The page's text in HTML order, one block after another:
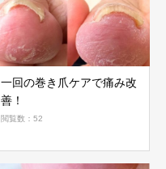
一回の巻き爪ケアで痛み改
善！
閲覧数：52